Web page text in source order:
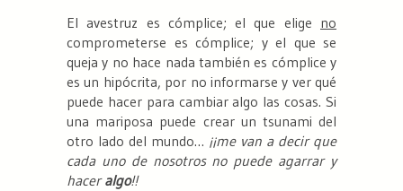
El avestruz es cómplice; el que elige no
comprometerse es cómplice; y el que se
queja y no hace nada también es cómplice y
es un hipócrita, por no informarse y ver qué
puede hacer para cambiar algo las cosas. Si
una mariposa puede crear un tsunami del
otro lado del mundo… ¡¡me van a decir que
cada uno de nosotros no puede agarrar y
haceralgo!!